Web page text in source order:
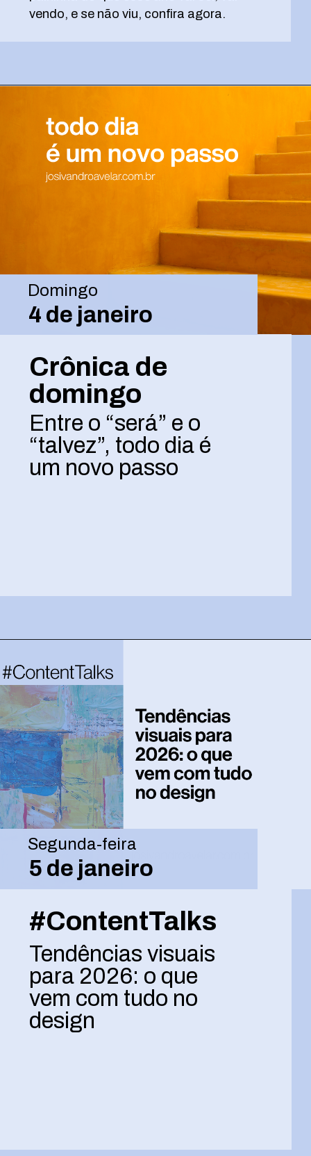
vendo, e se não viu, confira agora.
Crônica de
domingo
Entre o “será” e o
“talvez”, todo dia é
um novo passo
Domingo
4 de janeiro
#ContentTalks
Tendências visuais
para 2026: o que
vem com tudo no
design
Segunda-feira
5 de janeiro